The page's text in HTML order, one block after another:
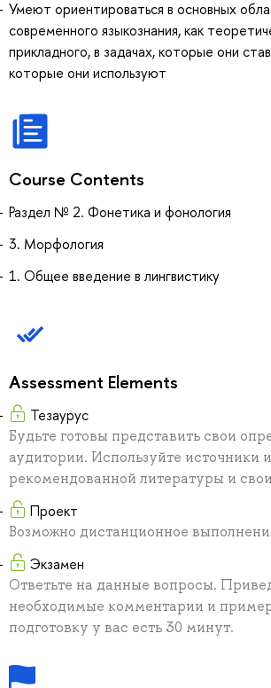
Умеют ориентироваться в основных
современного языкознания, как
прикладного, в задачах, которые они
которые они используют
Course Contents
Раздел № 2. Фонетика и фонология
3. Морфология
1. Общее введение в лингвистику
Assessment Elements
Тезаурус
Будьте готовы представить свои
аудитории. Используйте источники
рекомендованной литературы и
Проект
Возможно дистанционное
Экзамен
Ответьте на данные вопросы.
необходимые комментарии и
подготовку у вас есть 30 минут.